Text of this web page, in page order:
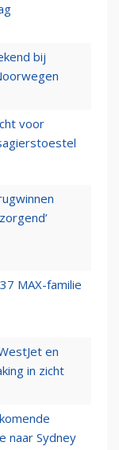
bij
voor
MAX-familie
en
in zicht
naar Sydney